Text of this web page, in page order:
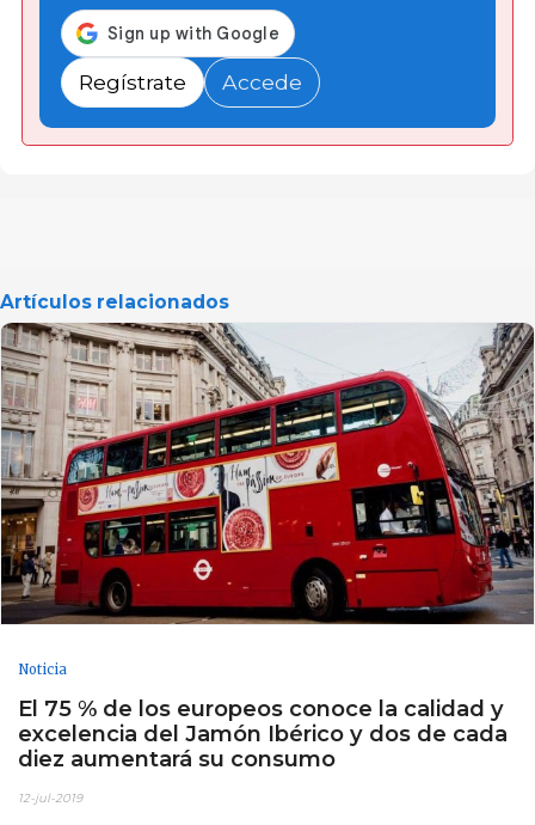
Regístrate Accede
Artículos relacionados
Noticia
El 75 % de los europeos conoce la calidad y
excelencia del Jamón Ibérico y dos de cada
diez aumentará su consumo
12-jul-2019